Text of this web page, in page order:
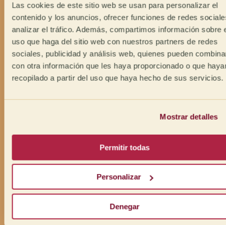
Las cookies de este sitio web se usan para personalizar el
contenido y los anuncios, ofrecer funciones de redes
analizar el tráfico. Además, compartimos información sobre
uso que haga del sitio web con nuestros partners de redes
sociales, publicidad y análisis web, quienes pueden
con otra información que les haya proporcionado o que
recopilado a partir del uso que haya hecho de sus servicios.
Mostrar detalles
Permitir todas
Personalizar
Denegar